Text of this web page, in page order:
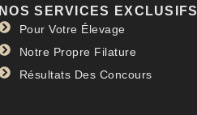
NOS SERVICES EXCLUSIFS
Pour Votre Élevage
Notre Propre Filature
Résultats Des Concours